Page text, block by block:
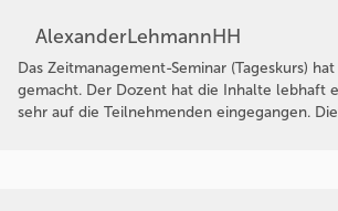
AlexanderLehmannHH
Das Zeitmanagement-Seminar (Tageskurs)
gemacht. Der Dozent hat die Inhalte lebhaft
sehr auf die Teilnehmenden eingegangen.